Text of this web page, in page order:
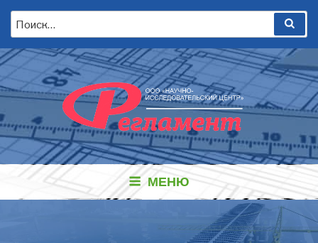
Перейти
содержимому
Искать:
МЕНЮ